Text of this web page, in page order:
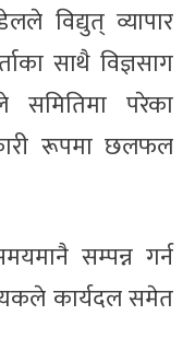
विद्युत् व्यापार
साथै विज्ञसाग
परेका
रूपमा छलफल
सम्पन्न गर्न
कार्यदल समेत